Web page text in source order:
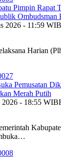
Pimpin Rapat
Ombudsman
2026 - 11:59 WIB
Harian
Pemusatan
Merah Putih
2026 - 18:55 WIB